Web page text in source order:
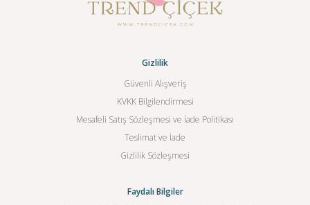
Gizlilik
Güvenli Alışveriş
KVKK Bilgilendirmesi
Mesafeli Satış Sözleşmesi ve İade Politikası
Teslimat ve İade
Gizlilik Sözleşmesi
Faydalı Bilgiler